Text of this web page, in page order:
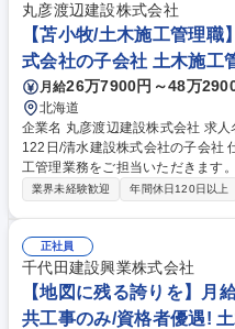
額手当が出ます。資格取得をサポ
を挙げてあなたのスキルアップをサポートしま
施工管理職】年間休日122日/清水
丸彦渡辺建設株式会社
【苫小牧/土木施工管理
式会社の子会社 土木施工
月給26万7900円～48万
北海道
企業名 丸彦渡辺建設株式会社 求人名 【苫小牧/土木施工管理職】年間休日
122日/清水建設株式会社の子会社 仕事の内容 ■土木関連作業所における施
工管理業務をご担当いただきます
管理など、施工計画書の作成から
にも携わっています。 【資格手当
当が出ます。資格取得をサポート
げてあなたのスキルアップをサポートします！ 募集
工管理職】年間休日122日/清水建
業界未経験歓迎 年間休日120日以上
正社員
千代田建設興業株式会社
【地図に残る誇りを】月
共工事のみ/資格者優遇!